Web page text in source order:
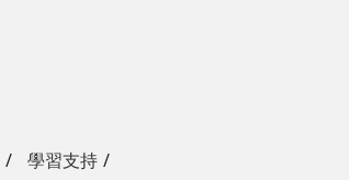
學習支持